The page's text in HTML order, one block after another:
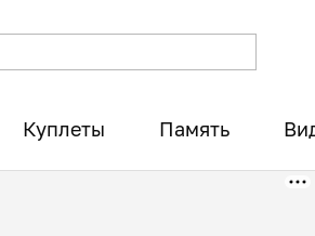
Куплеты Память